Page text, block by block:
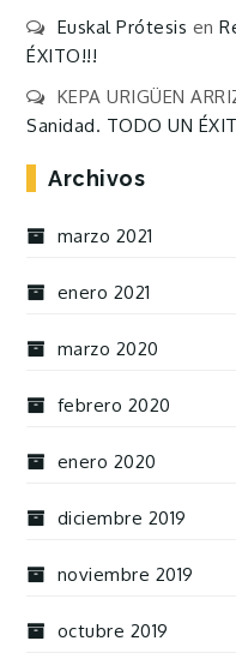
Euskal Prótesis en
ÉXITO!!!
KEPA URIGÜEN
Sanidad. TODO UN
Archivos
marzo 2021
enero 2021
marzo 2020
febrero 2020
enero 2020
diciembre 2019
noviembre 2019
octubre 2019